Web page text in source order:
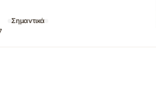
Σημαντικά